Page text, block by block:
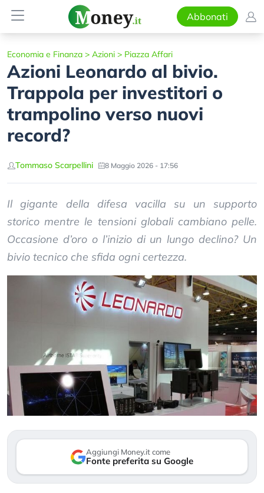
Abbonati
Economia e Finanza > Azioni > Piazza Affari
Azioni Leonardo al bivio.
Trappola per investitori o
trampolino verso nuovi
record?
Tommaso Scarpellini 8 Maggio 2026 - 17:56
Il gigante della difesa vacilla su un supporto
storico mentre le tensioni globali cambiano pelle.
Occasione d’oro o l’inizio di un lungo declino? Un
bivio tecnico che sfida ogni certezza.
Aggiungi Money.it come
Fonte preferita su Google